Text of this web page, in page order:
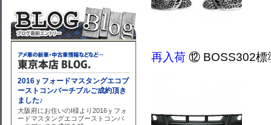
再入荷 ⑫ BOSS302標